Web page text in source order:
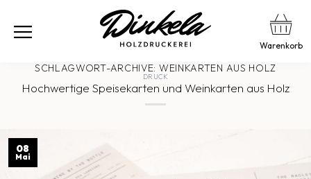
Warenkorb
SCHLAGWORT-ARCHIVE: WEINKARTEN AUS HOLZ
DRUCK
Hochwertige Speisekarten und Weinkarten aus Holz
08
Mai